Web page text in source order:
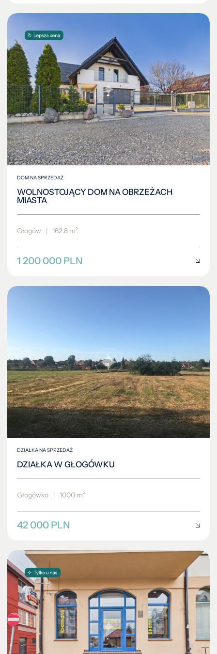
DOM NA SPRZEDAŻ
WOLNOSTOJĄCY DOM NA OBRZEŻACH
MIASTA
Głogów | 162.8 m²
1 200 000 PLN
DZIAŁKA NA SPRZEDAŻ
DZIAŁKA W GŁOGÓWKU
Głogówko | 1000 m2
42 000 PLN